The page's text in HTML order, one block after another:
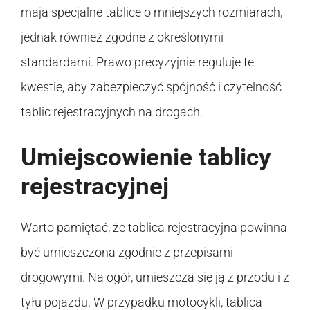
mają specjalne tablice o mniejszych rozmiarach,
jednak również zgodne z określonymi
standardami. Prawo precyzyjnie reguluje te
kwestie, aby zabezpieczyć spójność i czytelność
tablic rejestracyjnych na drogach.
Umiejscowienie tablicy
rejestracyjnej
Warto pamiętać, że tablica rejestracyjna powinna
być umieszczona zgodnie z przepisami
drogowymi. Na ogół, umieszcza się ją z przodu i z
tyłu pojazdu. W przypadku motocykli, tablica